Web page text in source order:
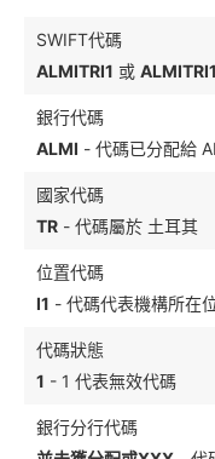
SWIFT代碼
ALMITRI1 或
銀行代碼
ALMI - 代碼已分配給
國家代碼
TR - 代碼屬於 土耳其
位置代碼
I1 - 代碼代表機構所在
代碼狀態
1 - 1 代表無效代碼
銀行分行代碼